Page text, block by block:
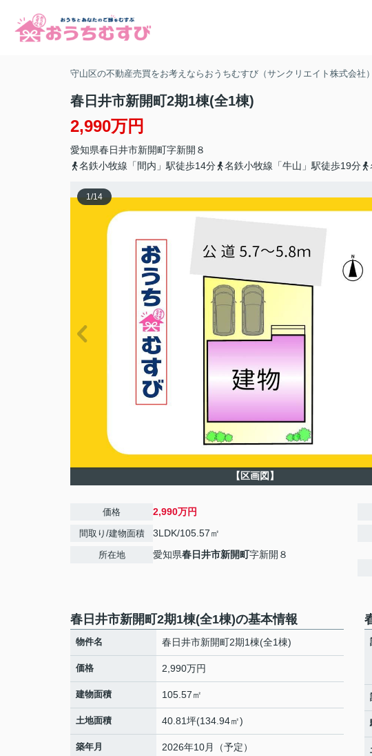
守山区の不動産売買をお考えならおうちむすび（サンクリエイト株式会社）
春日井市新開町2期1棟(全1棟)
2,990万円
愛知県春日井市新開町字新開８
名鉄小牧線「間内」駅徒歩14分
名鉄小牧線「牛山」駅徒歩19分
1/14
【区画図】
価格 2,990万円
間取り/建物面積 3LDK/105.57㎡
所在地 愛知県春日井市新開町字新開８
春日井市新開町2期1棟(全1棟)の基本情報
物件名 春日井市新開町2期1棟(全1棟)
価格 2,990万円
建物面積 105.57㎡
土地面積 40.81坪(134.94㎡)
築年月 2026年10月（予定）